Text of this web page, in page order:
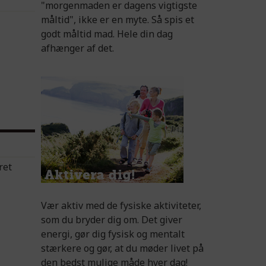
"morgenmaden er dagens vigtigste
måltid", ikke er en myte. Så spis et
godt måltid mad. Hele din dag
afhænger af det.
Vær aktiv med de fysiske aktiviteter,
som du bryder dig om. Det giver
energi, gør dig fysisk og mentalt
stærkere og gør, at du møder livet på
den bedst mulige måde hver dag!